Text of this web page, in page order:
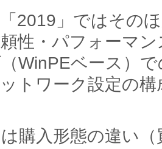
2019」ではその
性・パフォーマ
WinPEベース）
トワーク設定の
購入形態の違い